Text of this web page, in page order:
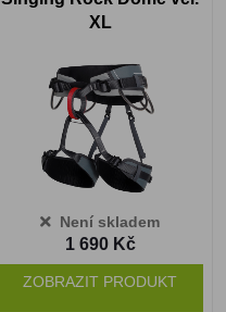
XL
Není skladem
1 690 Kč
ZOBRAZIT PRODUKT